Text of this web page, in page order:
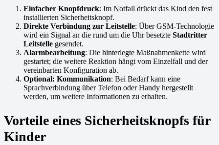
Einfacher Knopfdruck: Im Notfall drückt das Kind den fest
installierten Sicherheitsknopf.
Direkte Verbindung zur Leitstelle: Über GSM-Technologie
wird ein Signal an die rund um die Uhr besetzte Stadtritter
Leitstelle gesendet.
Alarmbearbeitung: Die hinterlegte Maßnahmenkette wird
gestartet; die weitere Reaktion hängt vom Einzelfall und der
vereinbarten Konfiguration ab.
Optional: Kommunikation: Bei Bedarf kann eine
Sprachverbindung über Telefon oder Handy hergestellt
werden, um weitere Informationen zu erhalten.
Vorteile eines Sicherheitsknopfs für
Kinder